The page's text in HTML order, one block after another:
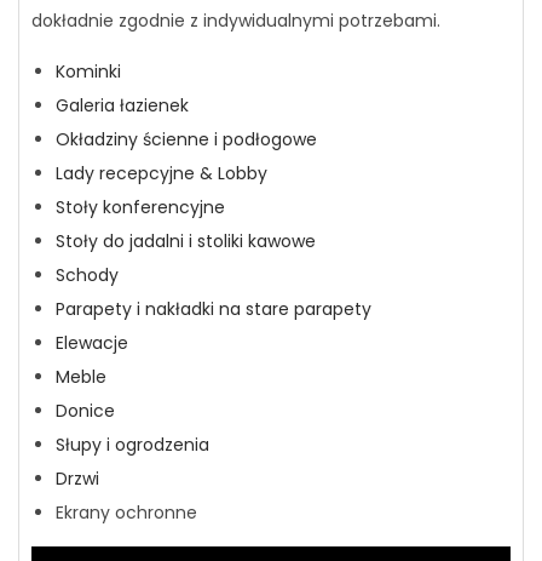
dokładnie zgodnie z indywidualnymi potrzebami.
Kominki
Galeria łazienek
Okładziny ścienne i podłogowe
Lady recepcyjne & Lobby
Stoły konferencyjne
Stoły do jadalni i stoliki kawowe
Schody
Parapety i nakładki na stare parapety
Elewacje
Meble
Donice
Słupy i ogrodzenia
Drzwi
Ekrany ochronne